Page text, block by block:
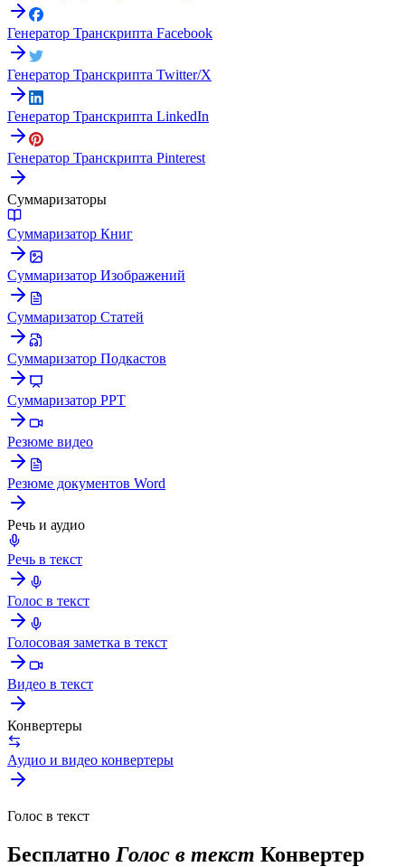
Генератор Транскрипта Facebook
Генератор Транскрипта Twitter/X
Генератор Транскрипта LinkedIn
Генератор Транскрипта Pinterest
Суммаризаторы
Суммаризатор Книг
Суммаризатор Изображений
Суммаризатор Статей
Суммаризатор Подкастов
Суммаризатор PPT
Резюме видео
Резюме документов Word
Речь и аудио
Речь в текст
Голос в текст
Голосовая заметка в текст
Видео в текст
Конвертеры
Аудио и видео конвертеры
Голос в текст
Бесплатно Голос в текст Конвертер